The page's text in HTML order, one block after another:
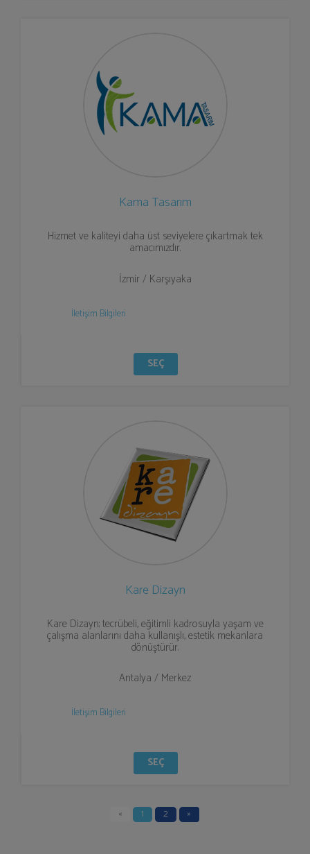
Kama Tasarım
Hizmet ve kaliteyi daha üst seviyelere çıkartmak tek
amacımızdır.
İzmir / Karşıyaka
İletişim Bilgileri
SEÇ
Kare Dizayn
Kare Dizayn; tecrübeli, eğitimli kadrosuyla yaşam ve
çalışma alanlarını daha kullanışlı, estetik mekanlara
dönüştürür.
Antalya / Merkez
İletişim Bilgileri
SEÇ
« 1 2 »